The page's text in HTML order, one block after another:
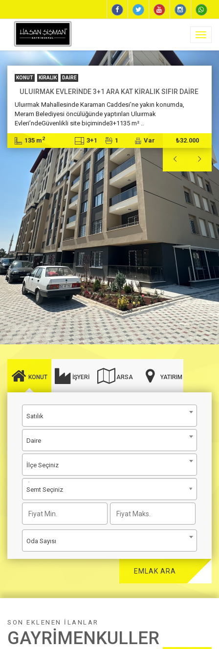
KONUT KIRALIK DAIRE
ULUIRMAK EVLERİNDE 3+1 ARA KAT KİRALIK SIFIR DAİRE
Uluırmak Mahallesinde Karaman Caddesi’ne yakın konumda,
Meram Belediyesi öncülüğünde yaptırılan Uluırmak
Evleri’ndeGüvenlikli site biçiminde3+1135 m² ..
135 m2 3+1 1 Var ₺32.000


KONUT İŞYERI ARSA YATIRIM
Satılık
Daire
İlçe Seçiniz
Semt Seçiniz
Oda Sayısı
EMLAK ARA
SON EKLENEN İLANLAR
GAYRIMENKULLER